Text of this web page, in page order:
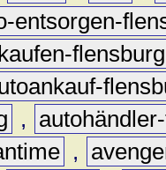
entsorgen-
flensburg
,
,